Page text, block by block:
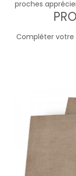
proches
Compléter